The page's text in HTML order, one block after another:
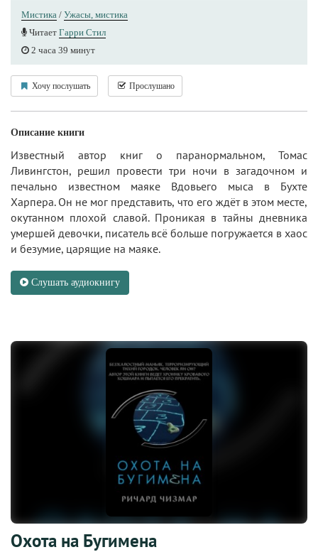
Мистика / Ужасы, мистика
Читает Гарри Стил
2 часа 39 минут
Хочу послушать Прослушано
Описание книги
Известный автор книг о паранормальном, Томас
Ливингстон, решил провести три ночи в загадочном и
печально известном маяке Вдовьего мыса в Бухте
Харпера. Он не мог представить, что его ждёт в этом месте,
окутанном плохой славой. Проникая в тайны дневника
умершей девочки, писатель всё больше погружается в хаос
и безумие, царящие на маяке.
Слушать аудиокнигу
Охота на Бугимена